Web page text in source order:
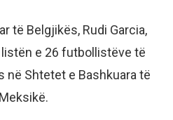
të Belgjikës, Rudi Garcia,
e 26 futbollistëve të
në Shtetet e Bashkuara të